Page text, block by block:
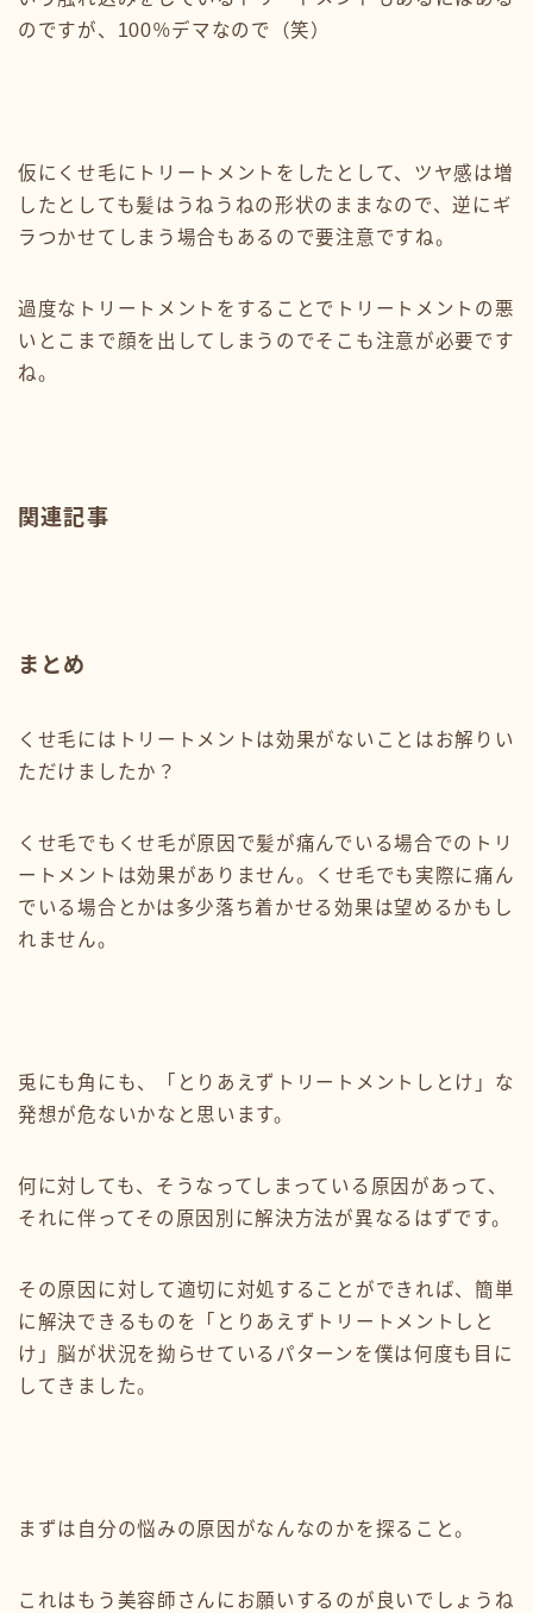
のですが、100％デマなので（笑）
仮にくせ毛にトリートメントをしたとして、ツヤ感は増
したとしても髪はうねうねの形状のままなので、逆にギ
ラつかせてしまう場合もあるので要注意ですね。
過度なトリートメントをすることでトリートメントの悪
いとこまで顔を出してしまうのでそこも注意が必要です
ね。
関連記事
まとめ
くせ毛にはトリートメントは効果がないことはお解りい
ただけましたか？
くせ毛でもくせ毛が原因で髪が痛んでいる場合でのトリ
ートメントは効果がありません。くせ毛でも実際に痛ん
でいる場合とかは多少落ち着かせる効果は望めるかもし
れません。
兎にも角にも、「とりあえずトリートメントしとけ」な
発想が危ないかなと思います。
何に対しても、そうなってしまっている原因があって、
それに伴ってその原因別に解決方法が異なるはずです。
その原因に対して適切に対処することができれば、簡単
に解決できるものを「とりあえずトリートメントしと
け」脳が状況を拗らせているパターンを僕は何度も目に
してきました。
まずは自分の悩みの原因がなんなのかを探ること。
これはもう美容師さんにお願いするのが良いでしょうね